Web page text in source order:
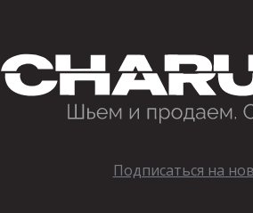
Подписаться на